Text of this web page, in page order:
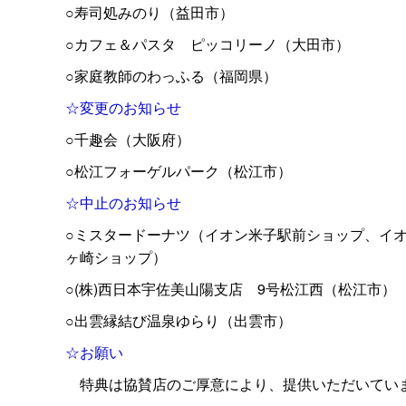
○寿司処みのり（益田市）
○カフェ＆パスタ
ピッコリーノ（大田市）
○家庭教師のわっふる（福岡県）
☆変更のお知らせ
○千趣会（大阪府）
○松江フォーゲルパーク（松江市）
☆中止のお知らせ
○ミスタードーナツ（イオン米子駅前ショップ、イ
ヶ崎ショップ）
○(株)西日本宇佐美山陽支店 9号松江西（松江市）
○出雲縁結び温泉ゆらり（出雲市）
☆お願い
特典は協賛店のご厚意により、提供いただいて